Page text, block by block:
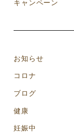
キャンペーン
お知らせ
コロナ
ブログ
健康
妊娠中